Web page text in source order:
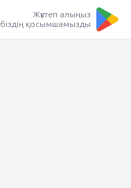
Жүктеп алыңыз
біздің қосымшамызды